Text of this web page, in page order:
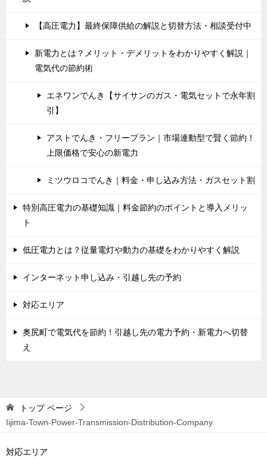
【高圧電力】最終保障供給の解説と切替方法・相談受付中
新電力とは？メリット・デメリットをわかりやすく解説｜
電気代の節約術
エネワンでんき【サイサンのガス・電気セットで永年割
引】
アストでんき・フリープラン｜市場連動型で賢く節約！
上限価格で安心の新電力
ミツウロコでんき｜料金・申し込み方法・ガスセット割
特別高圧電力の基礎知識｜料金節約のポイントと導入メリッ
ト
低圧電力とは？従量電灯や動力の基礎をわかりやすく解説
インターネット申し込み・引越し先の予約
対応エリア
奥尻町で電気代を節約！引越し先の電力予約・新電力へ切替
え
トップページ
Iijima-Town-Power-Transmission-Distribution-Company
対応エリア